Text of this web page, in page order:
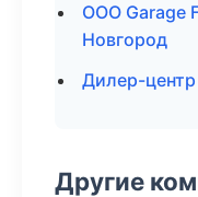
ООО Garage
Новгород
Дилер-
Другие